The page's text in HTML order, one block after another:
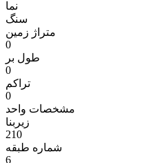
نما
سنگ
متراژ زمين
0
طول بر
0
تراکم
0
مشخصات واحد
زیربنا
210
شماره طبقه
6